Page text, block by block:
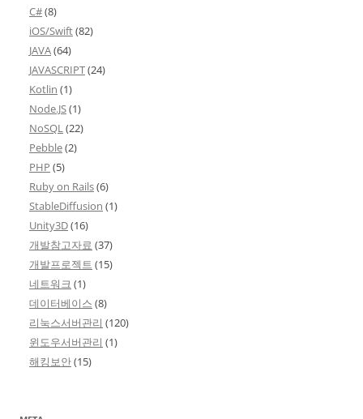
C#(8)
iOS/Swift(82)
JAVA(64)
JAVASCRIPT(24)
Kotlin (1)
Node.JS(1)
NoSQL(22)
Pebble(2)
PHP (5)
Ruby on Rails(6)
StableDiffusion (1)
Unity3D(16)
개발참고자료 (37)
개발프로젝트 (15)
네트워크 (1)
데이터베이스 (8)
리눅스서버관리 (120)
윈도우서버관리 (1)
해킹보안(15)